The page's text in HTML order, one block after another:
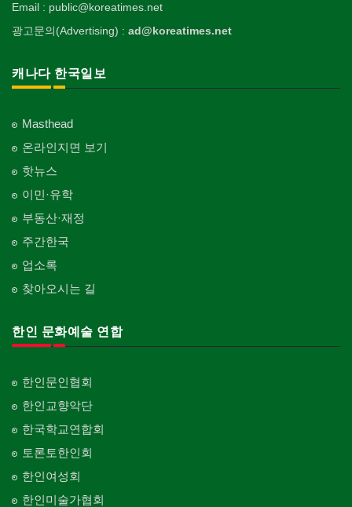
Email : public@koreatimes.net
광고문의(Advertising) : ad@koreatimes.net
캐나다 한국일보
Masthead
온라인지면 보기
핫뉴스
이민·유학
부동산·재정
주간한국
업소록
찾아오시는 길
한인 문화예술 연합
한인문인협회
한인교향악단
한국학교연합회
토론토한인회
한인여성회
한인미술가협회